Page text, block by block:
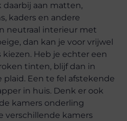
aan matten,
kaders en andere
neutraal interieur met
dan kan je voor vrijwel
Heb je echter een
tinten, blijf dan in
Een te fel afstekende
in huis. Denk er ook
kamers onderling
verschillende kamers